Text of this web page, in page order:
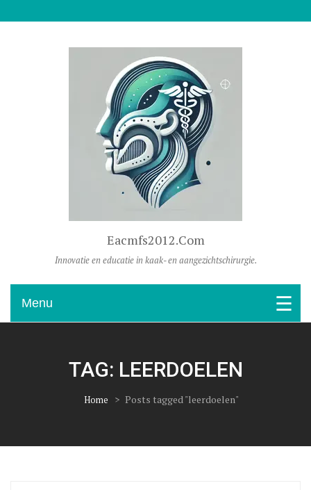
Eacmfs2012.com
Innovatie en educatie in kaak- en aangezichtschirurgie.
Menu
TAG: LEERDOELEN
Home > Posts tagged "leerdoelen"